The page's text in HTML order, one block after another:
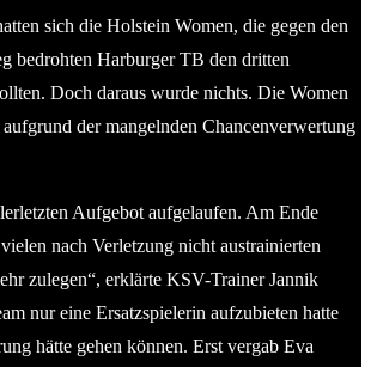
sich die Holstein Women, die gegen den
bedrohten Harburger TB den dritten
Doch daraus wurde nichts. Die Women
der mangelnden Chancenverwertung
Aufgebot aufgelaufen. Am Ende
nach Verletzung nicht austrainierten
zulegen“, erklärte KSV-Trainer Jannik
nur eine Ersatzspielerin aufzubieten hatte
hätte gehen können. Erst vergab Eva